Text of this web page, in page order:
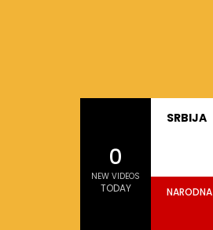
0
NEW VIDEOS
TODAY
SRBIJA
NARODNA